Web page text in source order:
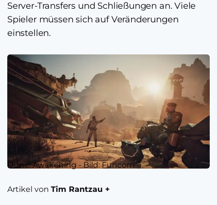
Server-Transfers und Schließungen an. Viele
Spieler müssen sich auf Veränderungen
einstellen.
Dune: Awakening - Bild: Funcom
Artikel von Tim Rantzau +